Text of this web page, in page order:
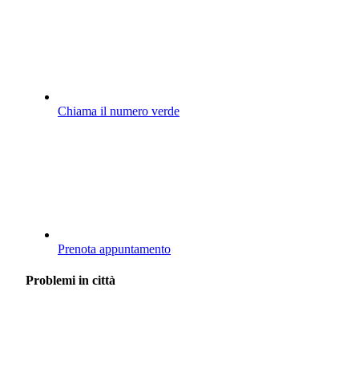
Chiama il numero verde
Prenota appuntamento
Problemi in città